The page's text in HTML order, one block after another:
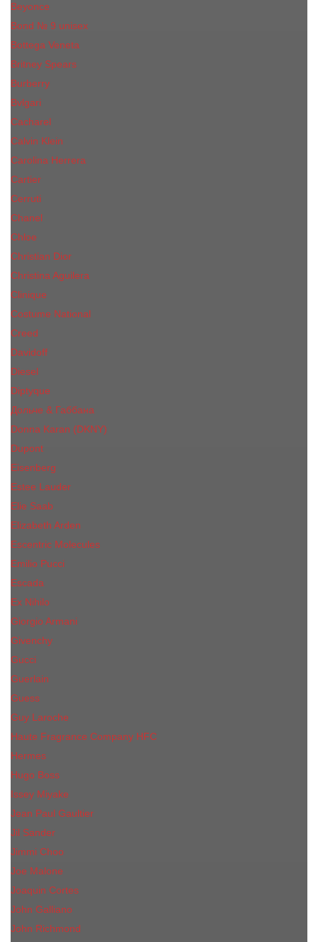
Beyonce
Bond № 9 unisex
Bottega Veneta
Britney Spears
Burberry
Bvlgari
Cacharel
Calvin Klein
Carolina Herrera
Cartier
Cerruti
Сhanеl
Chloe
Christian Dior
Christina Aguilera
Сliniquе
Costume National
Creed
Davidoff
Diesel
Diptyque
Дольче & Габбана
Donna Karan (DKNY)
Dupont
Eisenberg
Еsteе Lаudеr
Elie Saab
Elizabeth Arden
Escentric Molecules
Emilio Pucci
Escada
Ex Nihilo
Giorgio Armani
Givenchy
Gucci
Guerlain
Guess
Guy Laroche
Haute Fragrance Company HFC
Hermes
Hugo Boss
Issey Miyake
Jean Paul Gaultier
Jil Sander
Jimmi Choo
Jое Malоnе
Joaquin Cortes
John Galliano
John Richmond